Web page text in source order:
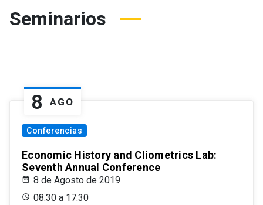
Seminarios
8 AGO
Conferencias
Economic History and Cliometrics Lab:
Seventh Annual Conference
8 de Agosto de 2019
08:30 a 17:30